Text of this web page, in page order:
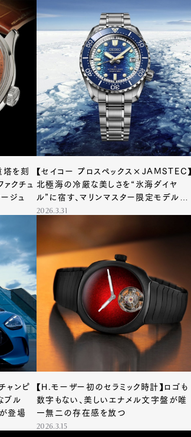
塔を刻
クチュ
ジュ
【セイコー プロスペックス×JAMSTEC】
北極海の冷厳な美しさを“氷海ダイヤ
ル”に宿す、マリンマスター限定モデルが
登場
2026.3.31
ャンピ
ブル
登場
【H.モーザー初のセラミック時計】ロゴも
数字もない、美しいエナメル文字盤が唯
一無二の存在感を放つ
2026.3.15